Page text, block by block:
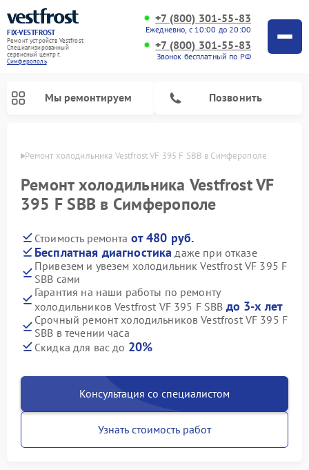
FIX-VESTFROST
Ремонт устройств Vestfrost
Специализированный
cервисный центр г.
Симферополь
+7 (800) 301-55-83
Ежедневно, с 10:00 до 20:00
+7 (800) 301-55-83
Звонок бесплатный по РФ
Мы ремонтируем Позвонить
Ремонт холодильника Vestfrost VF 395 F SBB в Симферополе
Ремонт холодильника Vestfrost VF
395 F SBB в Симферополе
Стоимость ремонта от 480 руб.
Бесплатная диагностика даже при отказе
Привезем и увезем холодильник Vestfrost VF 395 F
SBB сами
Гарантия на наши работы по ремонту
холодильников Vestfrost VF 395 F SBB до 3-х лет
Срочный ремонт холодильников Vestfrost VF 395 F
SBB в течении часа
Скидка для вас до 20%
Консультация со специалистом
Узнать стоимость работ